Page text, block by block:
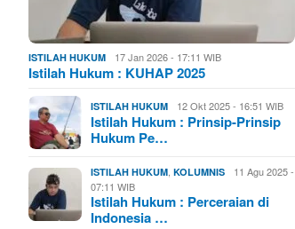
ISTILAH HUKUM 17 Jan 2026 - 17:11 WIB
Istilah Hukum : KUHAP 2025
ISTILAH HUKUM 12 Okt 2025 - 16:51 WIB
Istilah Hukum : Prinsip-Prinsip
Hukum Pe…
ISTILAH HUKUM ,KOLUMNIS
11 Agu 2025 -
07:11 WIB
Istilah Hukum : Perceraian di
Indonesia …